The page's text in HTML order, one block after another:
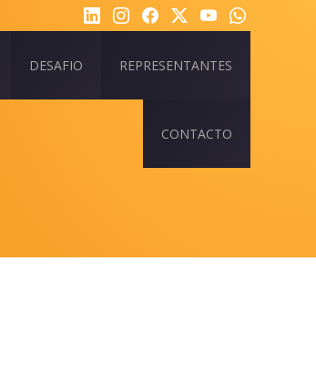
DESAFIO REPRESENTANTES
CONTACTO